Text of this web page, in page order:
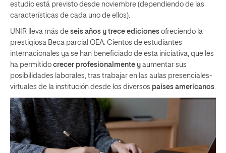
estudio está previsto desde noviembre (dependiendo de las
características de cada uno de ellos).
UNIR lleva más de seis años y trece ediciones ofreciendo la
prestigiosa Beca parcial OEA. Cientos de estudiantes
internacionales ya se han beneficiado de esta iniciativa, que les
ha permitido crecer profesionalmente y aumentar sus
posibilidades laborales, tras trabajar en las aulas presenciales-
virtuales de la institución desde los diversos países americanos.